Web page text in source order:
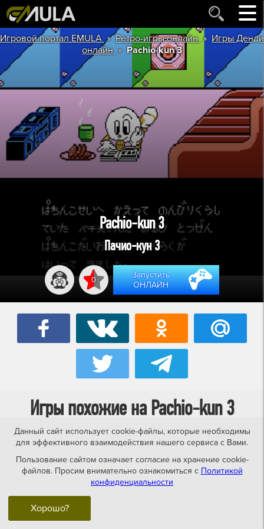
Игровой портал EMULA »Ретро-игры онлайн »Игры Денди
онлайн »Pachio-kun 3
Pachio-kun 3
Пачио-кун 3
0
Запустить
ОНЛАЙН
Игры похожие на Pachio-kun 3
NES-dendy NES-dendy
Данный сайт использует cookie-файлы, которые необходимы
для эффективного взаимодействия нашего сервиса с Вами.
Пользование сайтом означает согласие на хранение cookie-
файлов. Просим внимательно ознакомиться с Политикой
конфиденциальности
Хорошо?